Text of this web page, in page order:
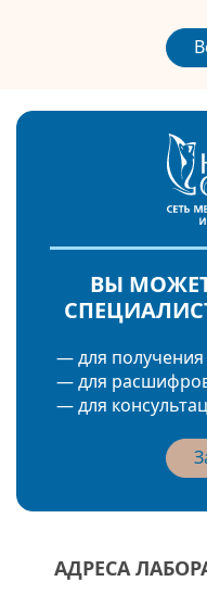
ВЫ
— для
— для
— для
АДРЕСА